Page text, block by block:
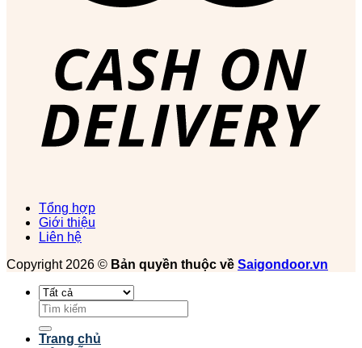
Tổng hợp
Giới thiệu
Liên hệ
Copyright 2026 © Bản quyền thuộc về Saigondoor.vn
Tìm
kiếm:
Trang chủ